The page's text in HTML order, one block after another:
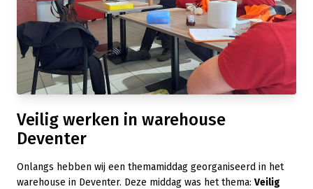
Veilig werken in warehouse
Deventer
Onlangs hebben wij een themamiddag georganiseerd in het
warehouse in Deventer. Deze middag was het thema: Veilig